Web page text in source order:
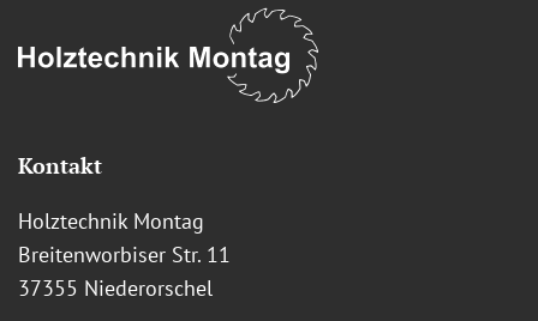
Kontakt
Holztechnik Montag
Breitenworbiser Str. 11
37355 Niederorschel